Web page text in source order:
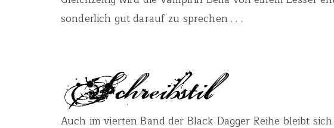
sonderlich gut darauf zu sprechen . . .
Auch im vierten Band der Black Dagger Reihe bleibt